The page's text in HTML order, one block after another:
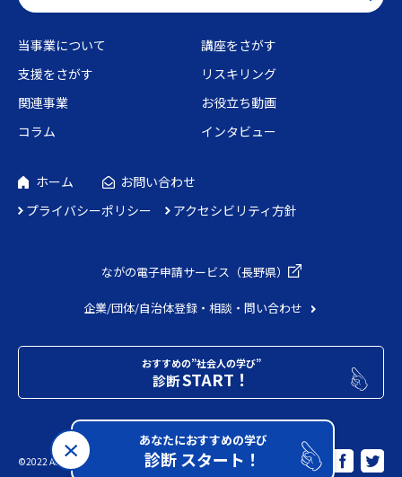
当事業について
講座をさがす
支援をさがす
リスキリング
関連事業
お役立ち動画
コラム
インタビュー
ホーム
お問い合わせ
プライバシーポリシー
アクセシビリティ方針
ながの電子申請サービス（長野県）
企業/団体/自治体登録・相談・問い合わせ
おすすめの”社会人の学び”
診断START！
Share
©2022 Adecco. All Rights Reserved.
あなたにおすすめの学び
診断 スタート！